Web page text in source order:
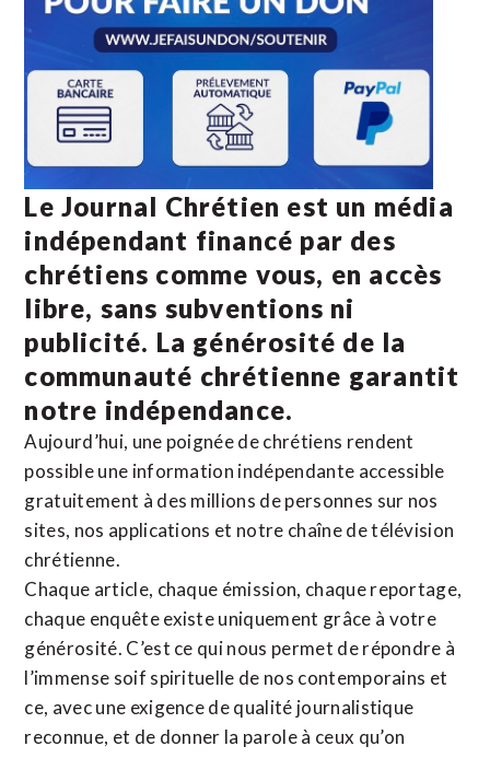
Le Journal Chrétien est un média
indépendant financé par des
chrétiens comme vous, en accès
libre, sans subventions ni
publicité. La générosité de la
communauté chrétienne garantit
notre indépendance.
Aujourd’hui, une poignée de chrétiens rendent
possible une information indépendante accessible
gratuitement à des millions de personnes sur nos
sites, nos applications et notre chaîne de télévision
chrétienne.
Chaque article, chaque émission, chaque reportage,
chaque enquête existe uniquement grâce à votre
générosité. C’est ce qui nous permet de répondre à
l’immense soif spirituelle de nos contemporains et
ce, avec une exigence de qualité journalistique
reconnue, et de donner la parole à ceux qu’on